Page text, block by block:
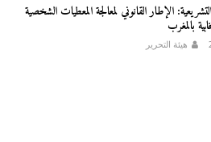
انتخابات 2026 التشريعية: الإطار القانوني لمعالجة المعطيات الشخصية
بالمغرب
هيئة التحرير